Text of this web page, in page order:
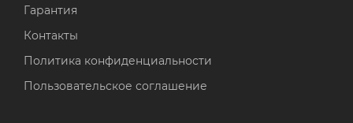
Гарантия
Контакты
Политика конфиденциальности
Пользовательское соглашение